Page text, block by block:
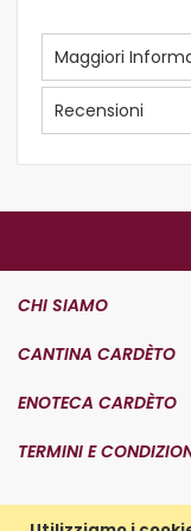
Maggiori
Recensioni
CHI SIAMO
CANTINA CARDÈTO
ENOTECA CARDÈTO
TERMINI E